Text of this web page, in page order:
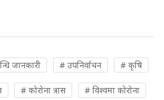
जानकारी # उपनिर्वाचन # कृषि
# कोरोना त्रास # विश्वमा कोरोना